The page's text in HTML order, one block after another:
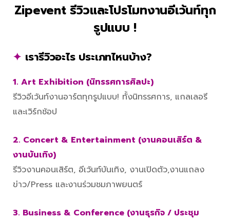
Zipevent รีวิวและโปรโมทงานอีเว้นท์ทุก
รูปแบบ !
✦ เรารีวิวอะไร ประเภทไหนบ้าง?
1. Art Exhibition (นิทรรศการศิลปะ)
รีวิวอีเว้นท์งานอาร์ตทุกรูปแบบ! ทั้งนิทรรศการ, แกลเลอรี
และเวิร์กช้อป
2. Concert & Entertainment (งานคอนเสิร์ต &
งานบันเทิง)
รีวิวงานคอนเสิร์ต, อีเว้นท์บันเทิง, งานเปิดตัว,งานแถลง
ข่าว/Press และงานร่วมชมภาพยนตร์
3. Business & Conference (งานธุรกิจ / ประชุม